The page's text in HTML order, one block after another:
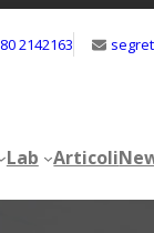
2142163
Lab Articoli